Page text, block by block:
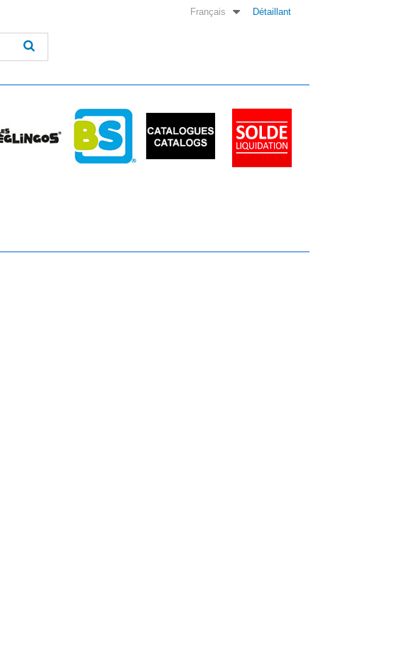
Détaillant
Français